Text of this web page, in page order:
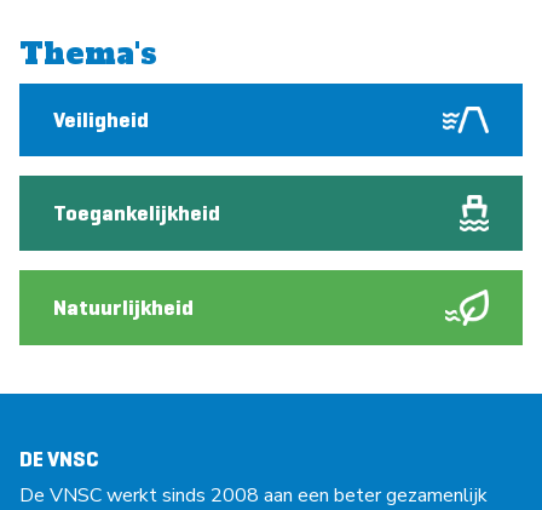
Thema's
Veiligheid
Toegankelijkheid
Natuurlijkheid
DE VNSC
De VNSC werkt sinds 2008 aan een beter gezamenlijk